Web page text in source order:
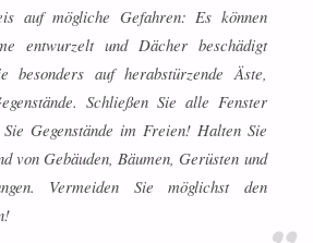
auf mögliche Gefahren: Es können
entwurzelt und Dächer beschädigt
besonders auf herabstürzende Äste,
Schließen Sie alle Fenster
Gegenstände im Freien! Halten Sie
von Gebäuden, Bäumen, Gerüsten und
Vermeiden Sie möglichst den